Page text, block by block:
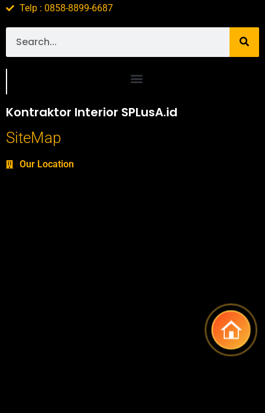
Telp : 0858-8899-6687
Kontraktor Interior SPLusA.id
SiteMap
Our Location